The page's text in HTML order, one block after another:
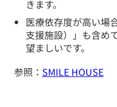
きます。
医療依存度が高い場
支援施設）」も含め
望ましいです。
参照： SMILE HOUSE